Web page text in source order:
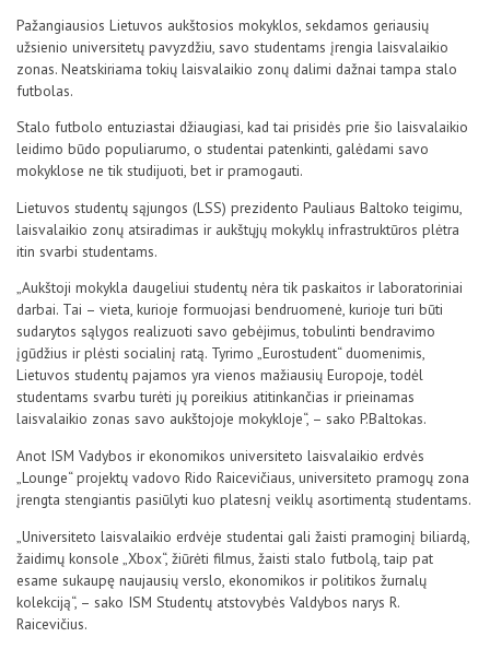
D.U.K
Kontaktai
Privatumo politika
Pažangiausios Lietuvos aukštosios mokyklos, sekdamos geriausių
užsienio universitetų pavyzdžiu, savo studentams įrengia laisvalaikio
zonas. Neatskiriama tokių laisvalaikio zonų dalimi dažnai tampa stalo
futbolas.
Stalo futbolo entuziastai džiaugiasi, kad tai prisidės prie šio laisvalaikio
leidimo būdo populiarumo, o studentai patenkinti, galėdami savo
mokyklose ne tik studijuoti, bet ir pramogauti.
Lietuvos studentų sąjungos (LSS) prezidento Pauliaus Baltoko teigimu,
laisvalaikio zonų atsiradimas ir aukštųjų mokyklų infrastruktūros plėtra
itin svarbi studentams.
„Aukštoji mokykla daugeliui studentų nėra tik paskaitos ir laboratoriniai
darbai. Tai – vieta, kurioje formuojasi bendruomenė, kurioje turi būti
sudarytos sąlygos realizuoti savo gebėjimus, tobulinti bendravimo
įgūdžius ir plėsti socialinį ratą. Tyrimo „Eurostudent“ duomenimis,
Lietuvos studentų pajamos yra vienos mažiausių Europoje, todėl
studentams svarbu turėti jų poreikius atitinkančias ir prieinamas
laisvalaikio zonas savo aukštojoje mokykloje“, – sako P.Baltokas.
Anot ISM Vadybos ir ekonomikos universiteto laisvalaikio erdvės
„Lounge“ projektų vadovo Rido Raicevičiaus, universiteto pramogų zona
įrengta stengiantis pasiūlyti kuo platesnį veiklų asortimentą studentams.
„Universiteto laisvalaikio erdvėje studentai gali žaisti pramoginį biliardą,
žaidimų konsole „Xbox“, žiūrėti filmus, žaisti stalo futbolą, taip pat
esame sukaupę naujausių verslo, ekonomikos ir politikos žurnalų
kolekciją“, – sako ISM Studentų atstovybės Valdybos narys R.
Raicevičius.